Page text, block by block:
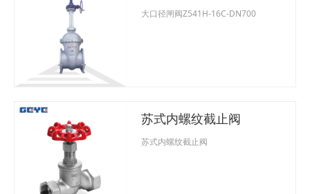
DN700
大口径闸阀Z541H-16C-DN700
苏式内螺纹截止阀
苏式内螺纹截止阀